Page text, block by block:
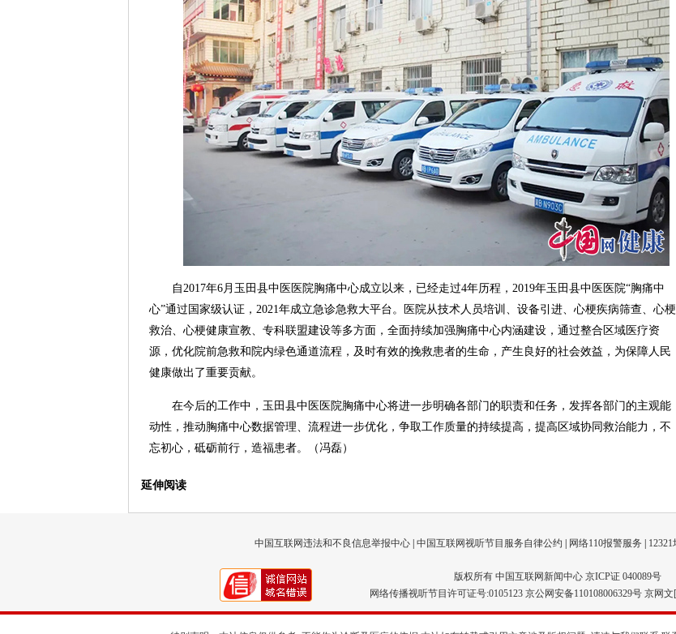
自2017年6月玉田县中医医院胸痛中心成立以来，已经走过4年历程，2019年玉田县中医医院“胸痛中
心”通过国家级认证，2021年成立急诊急救大平台。医院从技术人员培训、设备引进、心梗疾病筛查、心梗
救治、心梗健康宣教、专科联盟建设等多方面，全面持续加强胸痛中心内涵建设，通过整合区域医疗资
源，优化院前急救和院内绿色通道流程，及时有效的挽救患者的生命，产生良好的社会效益，为保障人民
健康做出了重要贡献。
在今后的工作中，玉田县中医医院胸痛中心将进一步明确各部门的职责和任务，发挥各部门的主观能
动性，推动胸痛中心数据管理、流程进一步优化，争取工作质量的持续提高，提高区域协同救治能力，不
忘初心，砥砺前行，造福患者。（冯磊）
延伸阅读